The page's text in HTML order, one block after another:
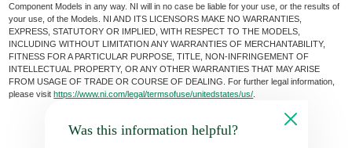
Component Models in any way. NI will in no case be liable for your use, or the results of
your use, of the Models. NI AND ITS LICENSORS MAKE NO WARRANTIES,
EXPRESS, STATUTORY OR IMPLIED, WITH RESPECT TO THE MODELS,
INCLUDING WITHOUT LIMITATION ANY WARRANTIES OF MERCHANTABILITY,
FITNESS FOR A PARTICULAR PURPOSE, TITLE, NON-INFRINGEMENT OF
INTELLECTUAL PROPERTY, OR ANY OTHER WARRANTIES THAT MAY ARISE
FROM USAGE OF TRADE OR COURSE OF DEALING. For further legal information,
please visithttps://www.ni.com/legal/termsofuse/unitedstates/us/
Was this information helpful?